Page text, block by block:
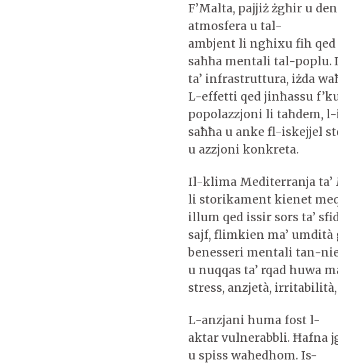
F’Malta, pajjiż żgħir u
atmosfera u tal-
ambjent li ngħixu fih
saħħa mentali tal-
ta’ infrastruttura, iżda
L-effetti qed jinħassu
popolazzjoni li taħdem,
saħħa u anke fl-iskejjel
u azzjoni konkreta.
Il-klima Mediterranja ta’
li storikament kienet
illum qed issir sors ta’
sajf, flimkien ma’
benesseri mentali tan-
u nuqqas ta’ rqad huwa
stress, anzjetà,
L-anzjani huma fost l-
aktar vulnerabbli. Ħafna
u spiss waħedhom. Is-